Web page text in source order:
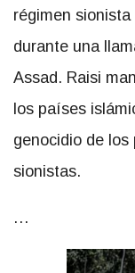
régimen
durante una
Assad. Raisi
los países
genocidio de
sionistas.
…